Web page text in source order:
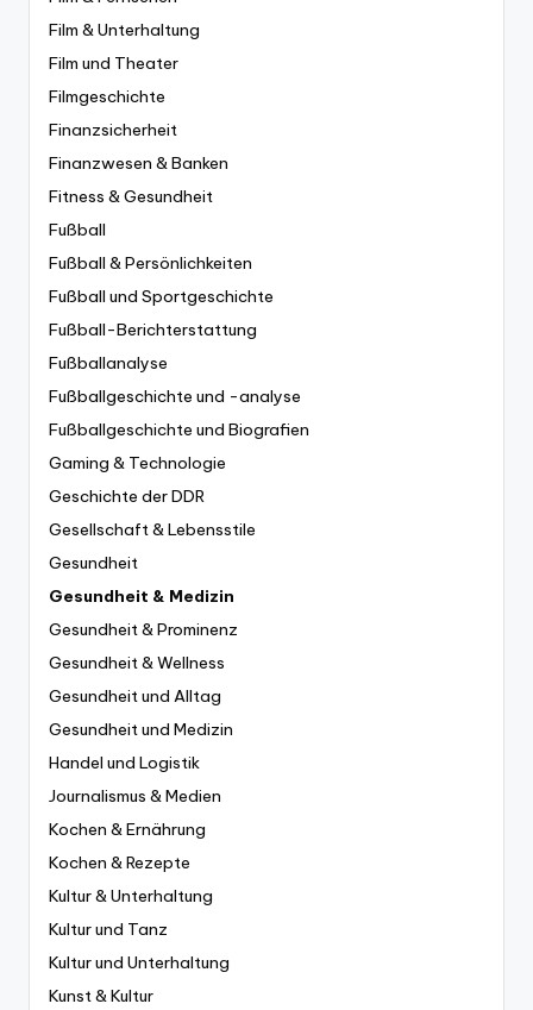
Film & Unterhaltung
Film und Theater
Filmgeschichte
Finanzsicherheit
Finanzwesen & Banken
Fitness & Gesundheit
Fußball
Fußball & Persönlichkeiten
Fußball und Sportgeschichte
Fußball-Berichterstattung
Fußballanalyse
Fußballgeschichte und -analyse
Fußballgeschichte und Biografien
Gaming & Technologie
Geschichte der DDR
Gesellschaft & Lebensstile
Gesundheit
Gesundheit & Medizin
Gesundheit & Prominenz
Gesundheit & Wellness
Gesundheit und Alltag
Gesundheit und Medizin
Handel und Logistik
Journalismus & Medien
Kochen & Ernährung
Kochen & Rezepte
Kultur & Unterhaltung
Kultur und Tanz
Kultur und Unterhaltung
Kunst & Kultur